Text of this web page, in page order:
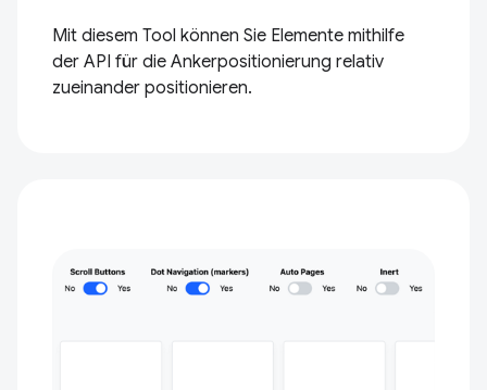
Mit diesem Tool können Sie Elemente mithilfe
der API für die Ankerpositionierung relativ
zueinander positionieren.